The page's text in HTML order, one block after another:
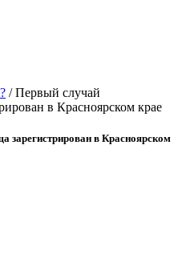
/Первый случай
в Красноярском крае
зарегистрирован в Красноярском